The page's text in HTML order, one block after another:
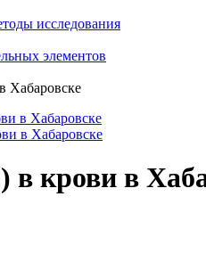
исследования
элементов
Хабаровске
в Хабаровске
в Хабаровске
крови в